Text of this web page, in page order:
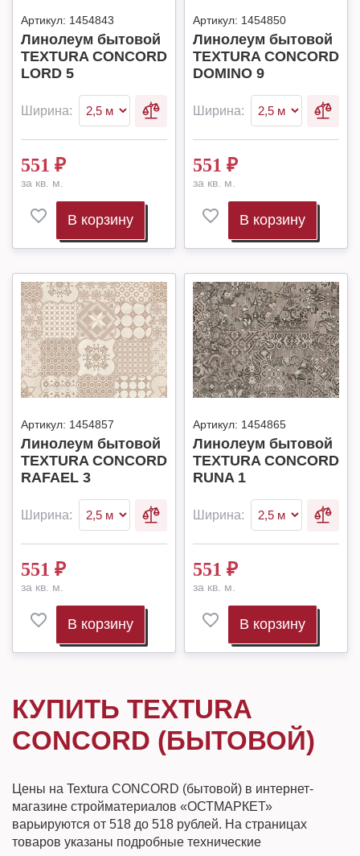
Артикул: 1454843
Линолеум бытовой
TEXTURA CONCORD
LORD 5
Ширина:
551 ₽
за кв. м.
В корзину
Артикул: 1454850
Линолеум бытовой
TEXTURA CONCORD
DOMINO 9
Ширина:
551 ₽
за кв. м.
В корзину
Артикул: 1454857
Линолеум бытовой
TEXTURA CONCORD
RAFAEL 3
Ширина:
551 ₽
за кв. м.
В корзину
Артикул: 1454865
Линолеум бытовой
TEXTURA CONCORD
RUNA 1
Ширина:
551 ₽
за кв. м.
В корзину
КУПИТЬ TEXTURA
CONCORD (БЫТОВОЙ)
Цены на Textura CONCORD (бытовой) в интернет-
магазине стройматериалов «ОСТМАРКЕТ»
варьируются от 518 до 518 рублей. На страницах
товаров указаны подробные технические